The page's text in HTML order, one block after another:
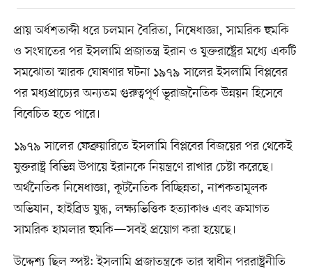
প্রায় অর্ধশতাব্দী ধরে চলমান বৈরিতা, নিষেধাজ্ঞা, সামরিক হুমকি
ও সংঘাতের পর ইসলামি প্রজাতন্ত্র ইরান ও যুক্তরাষ্ট্রের মধ্যে একটি
সমঝোতা স্মারক ঘোষণার ঘটনা ১৯৭৯ সালের ইসলামি বিপ্লবের
পর মধ্যপ্রাচ্যের অন্যতম গুরুত্বপূর্ণ ভূরাজনৈতিক উন্নয়ন হিসেবে
বিবেচিত হতে পারে।
১৯৭৯ সালের ফেব্রুয়ারিতে ইসলামি বিপ্লবের বিজয়ের পর থেকেই
যুক্তরাষ্ট্র বিভিন্ন উপায়ে ইরানকে নিয়ন্ত্রণে রাখার চেষ্টা করেছে।
অর্থনৈতিক নিষেধাজ্ঞা, কূটনৈতিক বিচ্ছিন্নতা, নাশকতামূলক
অভিযান, হাইব্রিড যুদ্ধ, লক্ষ্যভিত্তিক হত্যাকাণ্ড এবং ক্রমাগত
সামরিক হামলার হুমকি—সবই প্রয়োগ করা হয়েছে।
উদ্দেশ্য ছিল স্পষ্ট: ইসলামি প্রজাতন্ত্রকে তার স্বাধীন পররাষ্ট্রনীতি